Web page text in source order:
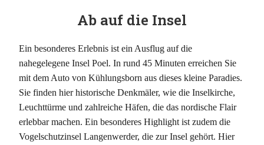
Ab auf die Insel
Ein besonderes Erlebnis ist ein Ausflug auf die
nahegelegene Insel Poel. In rund 45 Minuten erreichen Sie
mit dem Auto von Kühlungsborn aus dieses kleine Paradies.
Sie finden hier historische Denkmäler, wie die Inselkirche,
Leuchttürme und zahlreiche Häfen, die das nordische Flair
erlebbar machen. Ein besonderes Highlight ist zudem die
Vogelschutzinsel Langenwerder, die zur Insel gehört. Hier